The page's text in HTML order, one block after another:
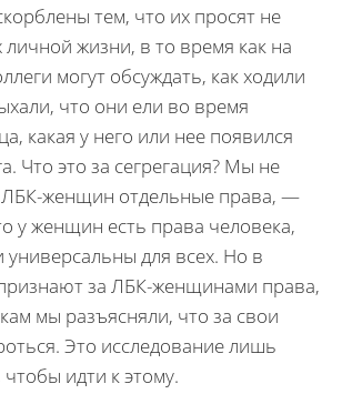
тем, что их просят не
личной жизни, в то время как на
могут обсуждать, как ходили
что они ели во время
какая у него или нее появился
Что это за сегрегация? Мы не
ЛБК-женщин отдельные права, —
у женщин есть права человека,
универсальны для всех. Но в
за ЛБК-женщинами права,
мы разъясняли, что за свои
Это исследование лишь
чтобы идти к этому.